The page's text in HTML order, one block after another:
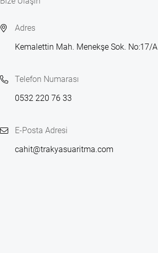
Adres
Kemalettin Mah. Menekşe Sok. No:17/A
Telefon Numarası
0532 220 76 33
E-Posta Adresi
cahit@trakyasuaritma.com